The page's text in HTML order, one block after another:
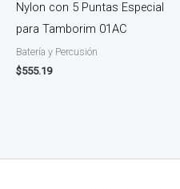
Nylon con 5 Puntas Especial
para Tamborim 01AC
Batería y Percusión
$555.19